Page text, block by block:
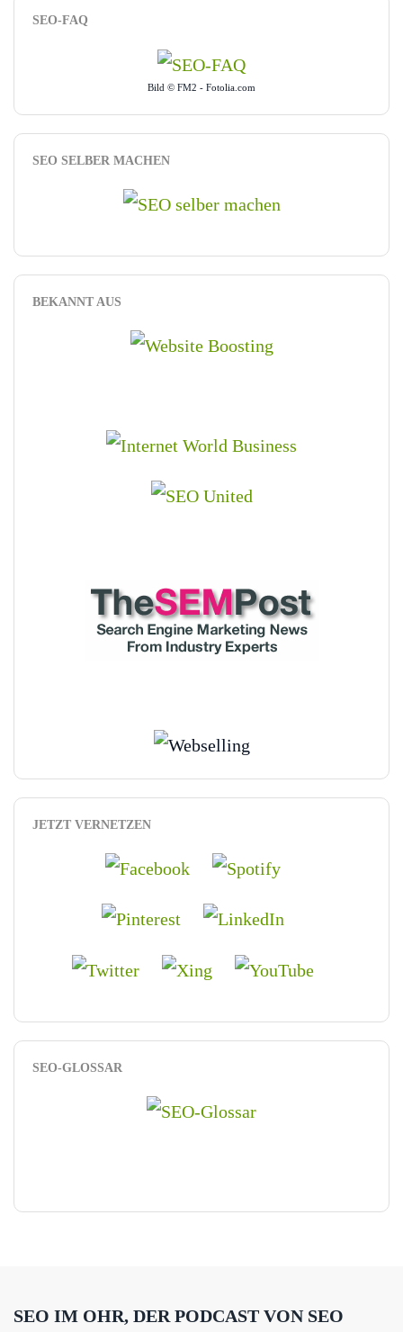
SEO-FAQ
Bild © FM2 - Fotolia.com
SEO SELBER MACHEN
BEKANNT AUS
JETZT VERNETZEN
SEO-GLOSSAR
SEO IM OHR, DER PODCAST VON SEO